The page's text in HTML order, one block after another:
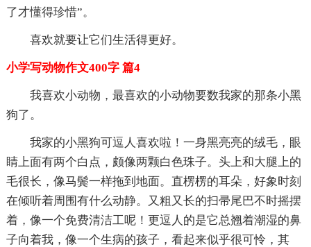
了才懂得珍惜”。
喜欢就要让它们生活得更好。
小学写动物作文400字 篇4
我喜欢小动物，最喜欢的小动物要数我家的那条小黑
狗了。
我家的小黑狗可逗人喜欢啦！一身黑亮亮的绒毛，眼
睛上面有两个白点，颇像两颗白色珠子。头上和大腿上的
毛很长，像马鬓一样拖到地面。直楞楞的耳朵，好象时刻
在倾听着周围有什么动静。又粗又长的扫帚尾巴不时摇摆
着，像一个免费清洁工呢！更逗人的是它总翘着潮湿的鼻
子向着我，像一个生病的孩子，看起来似乎很可怜，其